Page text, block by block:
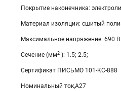
Покрытие наконечника:
Материал изоляции: сшитый
Максимальное напряжение: 690 В
Сечение (мм2 ): 1.5; 2.5;
Сертификат ПИСЬМО 101-KC-888
Номинальный ток,А27